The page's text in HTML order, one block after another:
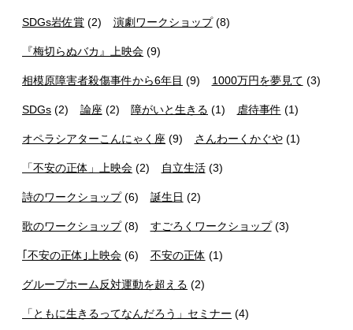
SDGs岩佐賞 (2) 演劇ワークショップ(8)
『梅切らぬバカ』上映会 (9)
相模原障害者殺傷事件から6年目 (9) 1000万円を夢見て (3)
SDGs (2) 論座 (2) 障がいと生きる (1) 虐待事件 (1)
オペラシアターこんにゃく座 (9) さんわーくかぐや(1)
「不安の正体」上映会 (2) 自立生活(3)
詩のワークショップ(6) 誕生日 (2)
歌のワークショップ(8) すごろくワークショップ(3)
｢不安の正体｣上映会 (6) 不安の正体 (1)
グループホーム反対運動を超える (2)
「ともに生きるってなんだろう」セミナー (4)